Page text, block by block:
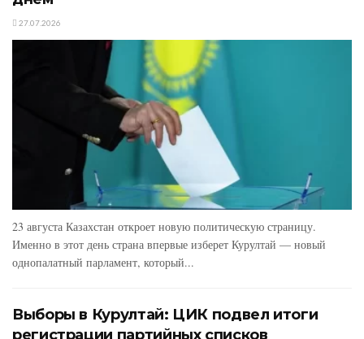
27.07.2026
23 августа Казахстан откроет новую политическую страницу.
Именно в этот день страна впервые изберет Курултай — новый
однопалатный парламент, который...
Выборы в Курултай: ЦИК подвел итоги
регистрации партийных списков